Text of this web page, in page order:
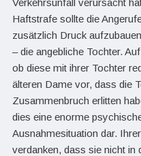
Haftstrafe sollte die
zusätzlich Druck
– die angebliche Tochter.
ob diese mit ihrer Tochter
älteren Dame vor, dass die
Zusammenbruch erlitten
dies eine enorme
Ausnahmesituation dar.
verdanken, dass sie nicht in